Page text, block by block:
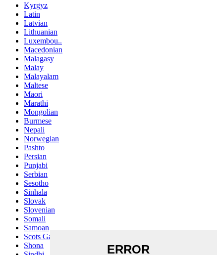
Kyrgyz
Latin
Latvian
Lithuanian
Luxembou..
Macedonian
Malagasy
Malay
Malayalam
Maltese
Maori
Marathi
Mongolian
Burmese
Nepali
Norwegian
Pashto
Persian
Punjabi
Serbian
Sesotho
Sinhala
Slovak
Slovenian
Somali
Samoan
Scots Gaelic
Shona